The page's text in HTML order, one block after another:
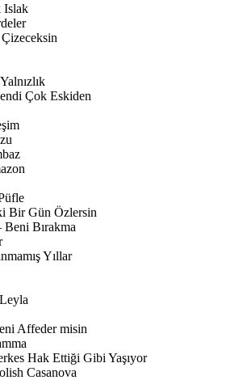
Islak
Çok Eskiden
Bir Gün Özlersin
Bırakma
Yıllar
Affeder misin
Hak Ettiği Gibi Yaşıyor
Casanova